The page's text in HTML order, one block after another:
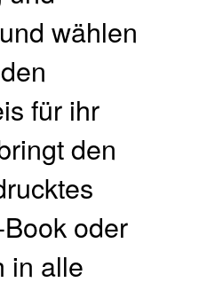
wählen
für ihr
den
oder
in alle